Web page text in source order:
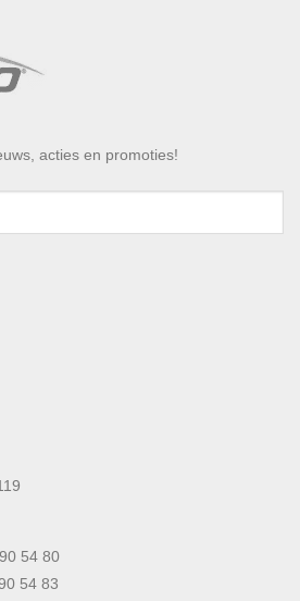
acties en promoties!
54 80
54 83